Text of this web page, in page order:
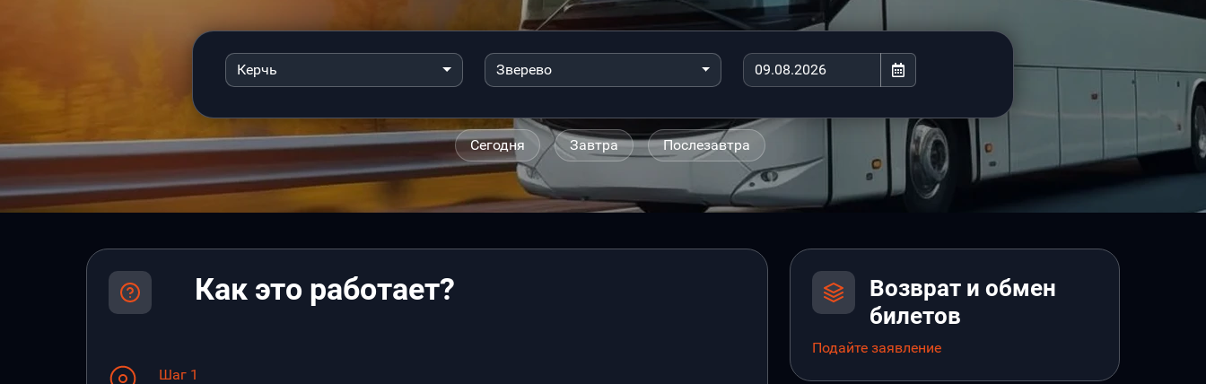
Керчь Зверево
Сегодня Завтра Послезавтра
Как это работает?
Шаг 1
Возврат и обмен
билетов
Подайте заявление